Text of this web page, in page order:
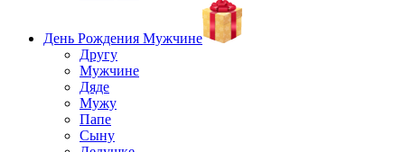
День Рождения Мужчине
Другу
Мужчине
Дяде
Мужу
Папе
Сыну